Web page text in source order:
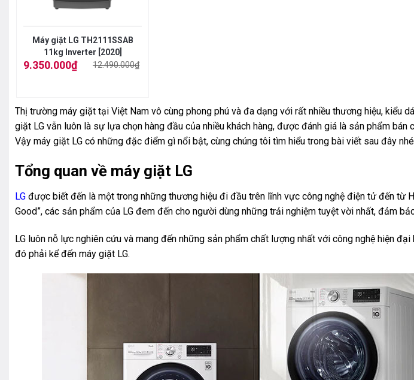
Máy giặt LG TH2111SSAB
11kg Inverter [2020]
12.490.000₫
Giá
9.350.000₫
Giá
Thị trường máy giặt tại Việt Nam vô cùng phong phú và đa dạng với rất nhiều thương hiệu, kiểu
giặt LG vẫn luôn là sự lựa chọn hàng đầu của nhiều khách hàng, được đánh giá là sản phẩm bán
Vậy máy giặt LG có những đặc điểm gì nổi bật, cùng chúng tôi tìm hiểu trong bài viết sau đây
Tổng quan về máy giặt LG
LG được biết đến là một trong những thương hiệu đi đầu trên lĩnh vực công nghệ điện tử đến từ
Good”, các sản phẩm của LG đem đến cho người dùng những trải nghiệm tuyệt vời nhất, đảm
LG luôn nỗ lực nghiên cứu và mang đến những sản phẩm chất lượng nhất với công nghệ hiện
đó phải kể đến máy giặt LG.